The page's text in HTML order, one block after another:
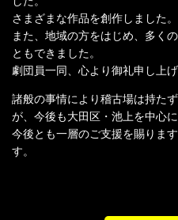
さまざまな作品を創作しました。
また、地域の方をはじめ、多く
ともできました。
劇団員一同、心より御礼申し上げ
諸般の事情により稽古場は持た
が、今後も大田区・池上を中心
今後とも一層のご支援を賜りま
す。